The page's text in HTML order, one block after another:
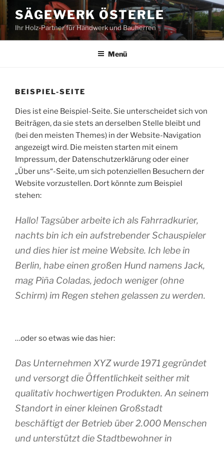
Zum
Inhalt
springen
SÄGEWERK ÖSTERLE
Ihr Holz-Partner für Handwerk und Bauherren
Menü
BEISPIEL-SEITE
Dies ist eine Beispiel-Seite. Sie unterscheidet sich von
Beiträgen, da sie stets an derselben Stelle bleibt und
(bei den meisten Themes) in der Website-Navigation
angezeigt wird. Die meisten starten mit einem
Impressum, der Datenschutzerklärung oder einer
„Über uns“-Seite, um sich potenziellen Besuchern der
Website vorzustellen. Dort könnte zum Beispiel
stehen:
Hallo! Tagsüber arbeite ich als Fahrradkurier,
nachts bin ich ein aufstrebender Schauspieler
und dies hier ist meine Website. Ich lebe in
Berlin, habe einen großen Hund namens Jack,
mag Piña Coladas, jedoch weniger (ohne
Schirm) im Regen stehen gelassen zu werden.
…oder so etwas wie das hier:
Das Unternehmen XYZ wurde 1971 gegründet
und versorgt die Öffentlichkeit seither mit
qualitativ hochwertigen Produkten. An seinem
Standort in einer kleinen Großstadt
beschäftigt der Betrieb über 2.000 Menschen
und unterstützt die Stadtbewohner in